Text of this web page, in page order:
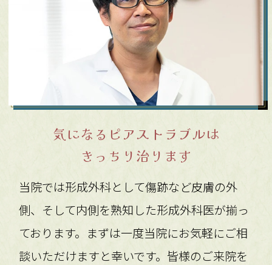
気になるピアストラブルは
きっちり治ります
当院では形成外科として傷跡など皮膚の外
側、そして内側を熟知した形成外科医が揃っ
ております。まずは一度当院にお気軽にご相
談いただけますと幸いです。皆様のご来院を